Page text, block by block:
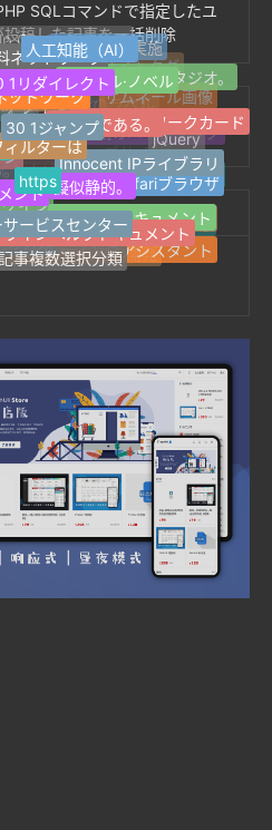
設定する方法？
SQLコマンドで指定したユ
投稿した記事を一括削除
シュタグ
Z-blogPHP
FinchUI
トナビゲーション
1ページのウェブサイト
Z-Blogプラグイン
マイクロパブリック番号
開発サービスの開発
ムサービス
い。
ブログサイト最新のラベル
人気のハッシュタグ
ランダムラベル
Tag Archives for
AIライティングアシスタント
事複数選択分類
の分類
イン
イト
イト情報
favicon
ウェブサイトタグ
サムネール画像
jQuery
Safariブラウザ
オープン·ドキュメント
インヘルプドキュメント
ービスセンター
ント
ッション
報の提供
Centerについて
技術研修の実施
ネットワークスタジオ。
個人ネットワークカード
Innocent IPライブラリ
擬似静的。
https
ィルターは
ットワーク
ネットワーク
人工知能（AI）
シングル·ノベル
良い本である。
30 1ジャンプ
1リダイレクト